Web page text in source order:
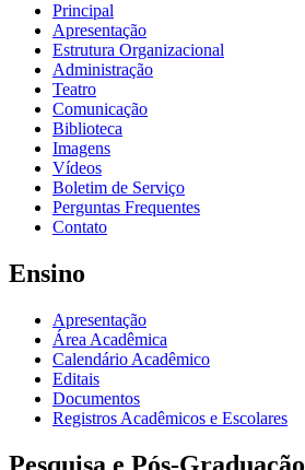
Principal
Apresentação
Estrutura Organizacional
Administração
Teatro
Comunicação
Biblioteca
Imagens
Vídeos
Boletim de Serviço
Perguntas Frequentes
Contato
Ensino
Apresentação
Área Acadêmica
Calendário Acadêmico
Editais
Documentos
Registros Acadêmicos e Escolares